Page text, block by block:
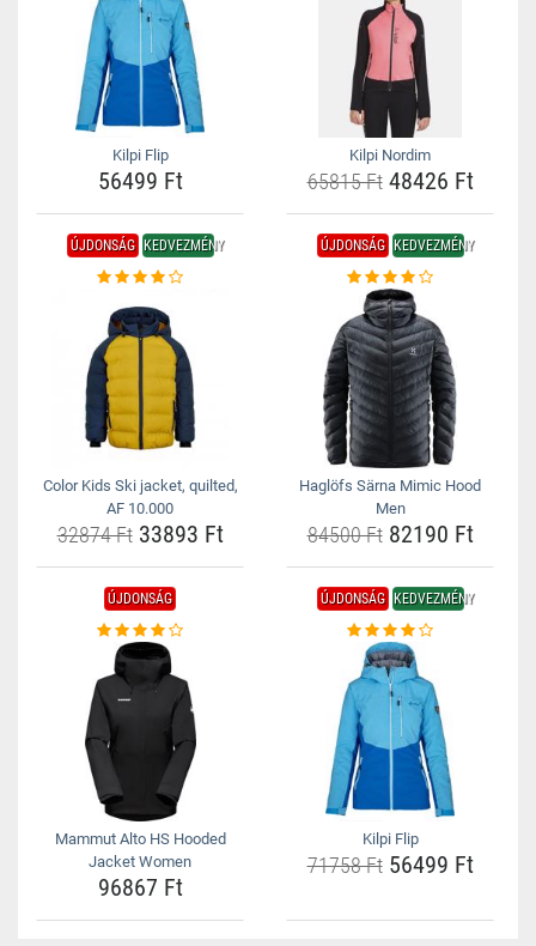
Kilpi Flip
56499 Ft
Kilpi Nordim
65815 Ft48426 Ft
ÚJDONSÁG KEDVEZMÉNY
Color Kids Ski jacket, quilted,
AF 10.000
32874 Ft33893 Ft
ÚJDONSÁG KEDVEZMÉNY
Haglöfs Särna Mimic Hood
Men
84500 Ft82190 Ft
ÚJDONSÁG
Mammut Alto HS Hooded
Jacket Women
96867 Ft
ÚJDONSÁG KEDVEZMÉNY
Kilpi Flip
71758 Ft56499 Ft